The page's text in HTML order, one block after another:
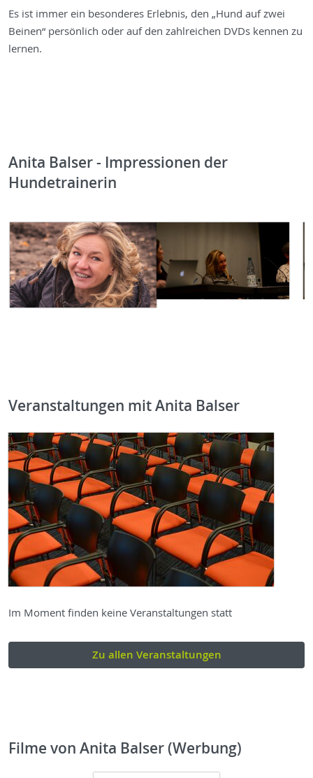
Es ist immer ein besonderes Erlebnis, den „Hund auf zwei
Beinen“ persönlich oder auf den zahlreichen DVDs kennen zu
lernen.
Anita Balser - Impressionen der
Hundetrainerin
Veranstaltungen mit Anita Balser
Im Moment finden keine Veranstaltungen statt
Zu allen Veranstaltungen
Filme von Anita Balser (Werbung)